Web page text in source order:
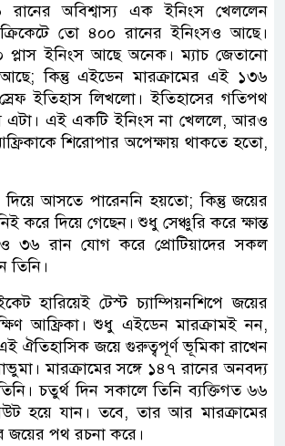
অবিশ্বাস্য এক ইনিংস খেললেন
ক্রিকেটে তো ৪০০ রানের ইনিংসও আছে।
ইনিংস আছে অনেক। ম্যাচ জেতানো
কিন্তু এইডেন মারক্রামের এই ১৩৬
ইতিহাস লিখলো। ইতিহাসের গতিপথ
এটা। এই একটি ইনিংস না খেললে, আরও
শিরোপার অপেক্ষায় থাকতে হতো,
দিয়ে আসতে পারেননি হয়তো; কিন্তু জয়ের
করে দিয়ে গেছেন। শুধু সেঞ্চুরি করে ক্ষান্ত
৩৬ রান যোগ করে প্রোটিয়াদের সকল
তিনি।
হারিয়েই টেস্ট চ্যাম্পিয়নশিপে জয়ের
আফ্রিকা। শুধু এইডেন মারক্রামই নন,
ঐতিহাসিক জয়ে গুরুত্বপূর্ণ ভূমিকা রাখেন
মারক্রামের সঙ্গে ১৪৭ রানের অনবদ্য
চতুর্থ দিন সকালে তিনি ব্যক্তিগত ৬৬
হয়ে যান। তবে, তার আর মারক্রামের
জয়ের পথ রচনা করে।